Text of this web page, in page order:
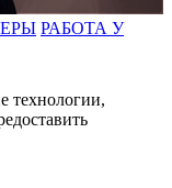
РАБОТА У
технологии,